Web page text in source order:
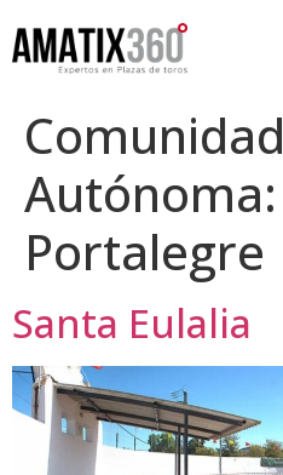
Comunidad
Autónoma:
Portalegre
Santa Eulalia